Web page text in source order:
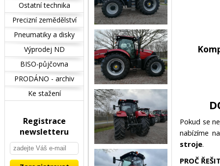
Pokud se
nabízíme
stroje.
PROČ
Ostatní technika
Precizní zemědělství
Pneumatiky a disky
Výprodej ND
BISO-půjčovna
PRODÁNO - archiv
Ke stažení
Registrace
newsletteru